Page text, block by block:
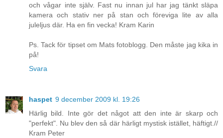
och vågar inte själv. Fast nu innan jul har jag tänkt släpa
kamera och stativ ner på stan och föreviga lite av alla
juleljus där. Ha en fin vecka! Kram Karin
Ps. Tack för tipset om Mats fotoblogg. Den måste jag kika in
på!
Svara
haspet 9 december 2009 kl. 19:26
Härlig bild. Inte gör det något att den inte är skarp och
"perfekt". Nu blev den så där härligt mystisk istället, häftigt.//
Kram Peter